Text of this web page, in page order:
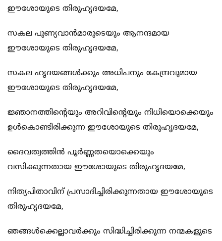
ഈശോയുടെ തിരുഹൃദയമേ,
സകല പുണ്യവാന്‍മാരുടെയും ആനന്ദമായ
ഈശോയുടെ തിരുഹൃദയമേ,
സകല ഹൃദയങ്ങള്‍ക്കും അധിപനും കേന്ദ്രവുമായ
ഈശോയുടെ തിരുഹൃദയമേ,
ജ്ഞാനത്തിന്റെയും അറിവിന്റെയും നിധിയൊക്കെയും
ഉള്‍കൊണ്ടിരിക്കുന്ന ഈശോയുടെ തിരുഹൃദയമേ,
ദൈവത്വത്തിന്‍ പൂര്‍ണ്ണതയൊക്കെയും
വസിക്കുന്നതായ ഈശോയുടെ തിരുഹൃദയമേ,
നിത്യപിതാവിന് പ്രസാദിച്ചിരിക്കുന്നതായ ഈശോയുടെ
തിരുഹൃദയമേ,
ഞങ്ങള്‍ക്കെല്ലാവര്‍ക്കും സിദ്ധിച്ചിരിക്കുന്ന നന്മകളുടെ